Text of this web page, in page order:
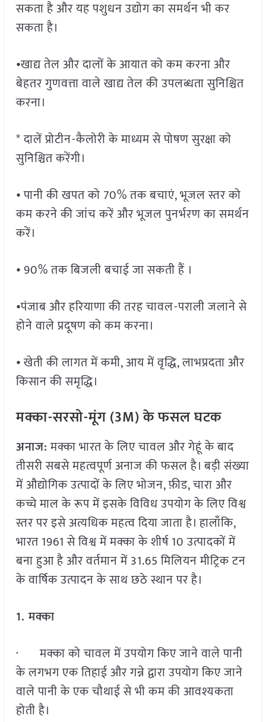
सकता है और यह पशुधन उद्योग का समर्थन भी कर
सकता है।
⦁ खाद्य तेल और दालों के आयात को कम करना और
बेहतर गुणवत्ता वाले खाद्य तेल की उपलब्धता सुनिश्चित
करना।
* दालें प्रोटीन-कैलोरी के माध्यम से पोषण सुरक्षा को
सुनिश्चित करेंगी।
⦁ पानी की खपत को 70% तक बचाएं, भूजल स्तर को
कम करने की जांच करें और भूजल पुनर्भरण का समर्थन
करें।
⦁ 90% तक बिजली बचाई जा सकती हैं ।
⦁पंजाब और हरियाणा की तरह चावल-पराली जलाने से
होने वाले प्रदूषण को कम करना।
⦁ खेती की लागत में कमी, आय में वृद्धि, लाभप्रदता और
किसान की समृद्धि।
मक्का-सरसो-मूंग (3M) के फसल घटक
अनाज:मक्का भारत के लिए चावल और गेहूं के बाद
तीसरी सबसे महत्वपूर्ण अनाज की फसल है। बड़ी संख्या
में औद्योगिक उत्पादों के लिए भोजन, फ़ीड, चारा और
कच्चे माल के रूप में इसके विविध उपयोग के लिए विश्व
स्तर पर इसे अत्यधिक महत्व दिया जाता है। हालाँकि,
भारत 1961 से विश्व में मक्का के शीर्ष 10 उत्पादकों में
बना हुआ है और वर्तमान में 31.65 मिलियन मीट्रिक टन
के वार्षिक उत्पादन के साथ छठे स्थान पर है।
1.मक्का
· मक्का को चावल में उपयोग किए जाने वाले पानी
के लगभग एक तिहाई और गन्ने द्वारा उपयोग किए जाने
वाले पानी के एक चौथाई से भी कम की आवश्यकता
होती है।